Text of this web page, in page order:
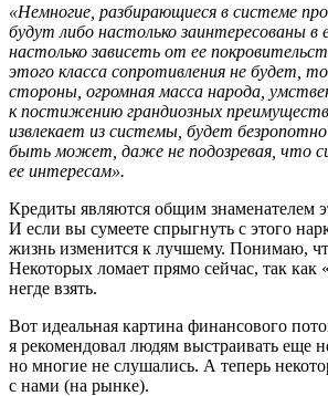
«Немногие, разбирающиеся в системе
будут либо настолько заинтересованы в
настолько зависеть от ее
этого класса сопротивления не будет,
стороны, огромная масса народа,
к постижению грандиозных
извлекает из системы, будет безропотно
быть может, даже не подозревая, что
ее интересам».
Кредиты являются общим знаменателем
И если вы сумеете спрыгнуть с этого
жизнь изменится к лучшему. Понимаю,
Некоторых ломает прямо сейчас, так как
негде взять.
Вот идеальная картина финансового
я рекомендовал людям выстраивать еще
но многие не слушались. А теперь
с нами (на рынке).